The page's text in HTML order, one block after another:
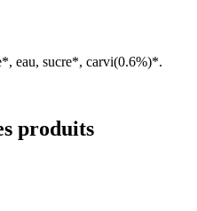
eau, sucre*, carvi(0.6%)*.
produits